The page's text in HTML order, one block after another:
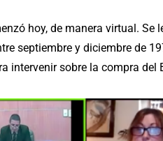
hoy, de manera virtual.
septiembre y diciembre de
intervenir sobre la compra del